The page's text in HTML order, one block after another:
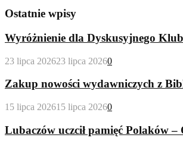
Ostatnie wpisy
Wyróżnienie dla Dyskusyjnego
23 lipca 202623 lipca 20260
Zakup nowości wydawniczych z
15 lipca 202615 lipca 20260
Lubaczów uczcił pamięć Polaków